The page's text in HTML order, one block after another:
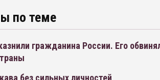
по теме
гражданина России. Его
без сильных личностей